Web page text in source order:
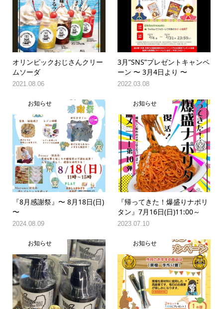
オリンピックおじさんクリー
ムソーダ
2021.08.06
3月”SNS”プレゼントキャンペ
ーン 〜 3月4日より 〜
2022.03.08
お知らせ
『8月感謝祭』〜 8月18日(日)
〜
2024.08.09
お知らせ
『帰ってきた！爆盛りナポリ
タン』7月16日(日)11:00～
2023.07.10
お知らせ お知らせ